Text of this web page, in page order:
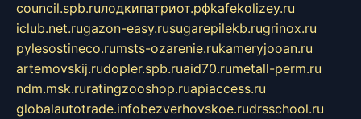
council.spb.ruлодкипатриот.рфkafekolizey.ru
iclub.net.rugazon-easy.rusugarepilekb.rugrinox.ru
pylesostineco.rumsts-ozarenie.rukameryjooan.ru
artemovskij.rudopler.spb.ruaid70.rumetall-perm.ru
ndm.msk.ruratingzooshop.ruapiaccess.ru
globalautotrade.infobezverhovskoe.rudrsschool.ru